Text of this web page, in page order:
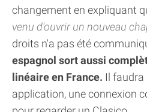
changement en expliquant
venu d'ouvrir un nouveau
droits n'a pas été
espagnol sort aussi
linéaire en France. Il faudra
application, une connexion